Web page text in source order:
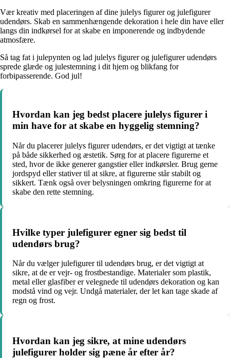
Vær kreativ med placeringen af dine julelys figurer og julefigurer
udendørs. Skab en sammenhængende dekoration i hele din have eller
langs din indkørsel for at skabe en imponerende og indbydende
atmosfære.
Så tag fat i julepynten og lad julelys figurer og julefigurer udendørs
sprede glæde og julestemning i dit hjem og blikfang for
forbipasserende. God jul!
Hvordan kan jeg bedst placere julelys figurer i
min have for at skabe en hyggelig stemning?
Når du placerer julelys figurer udendørs, er det vigtigt at tænke
på både sikkerhed og æstetik. Sørg for at placere figurerne et
sted, hvor de ikke generer gangstier eller indkørsler. Brug gerne
jordspyd eller stativer til at sikre, at figurerne står stabilt og
sikkert. Tænk også over belysningen omkring figurerne for at
skabe den rette stemning.
Hvilke typer julefigurer egner sig bedst til
udendørs brug?
Når du vælger julefigurer til udendørs brug, er det vigtigt at
sikre, at de er vejr- og frostbestandige. Materialer som plastik,
metal eller glasfiber er velegnede til udendørs dekoration og kan
modstå vind og vejr. Undgå materialer, der let kan tage skade af
regn og frost.
Hvordan kan jeg sikre, at mine udendørs
julefigurer holder sig pæne år efter år?